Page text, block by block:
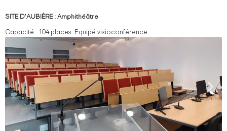
SITE D’AUBIÈRE : Amphithéâtre
Capacité : 104 places. Equipé visioconférence.